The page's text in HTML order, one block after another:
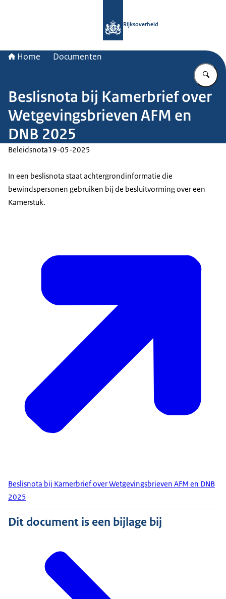
Rijksoverheid
Home Documenten
Beslisnota bij Kamerbrief over
Wetgevingsbrieven AFM en
DNB 2025
Beleidsnota19-05-2025
In een beslisnota staat achtergrondinformatie die
bewindspersonen gebruiken bij de besluitvorming over een
Kamerstuk.
Beslisnota bij Kamerbrief over Wetgevingsbrieven AFM en DNB
2025
Dit document is een bijlage bij